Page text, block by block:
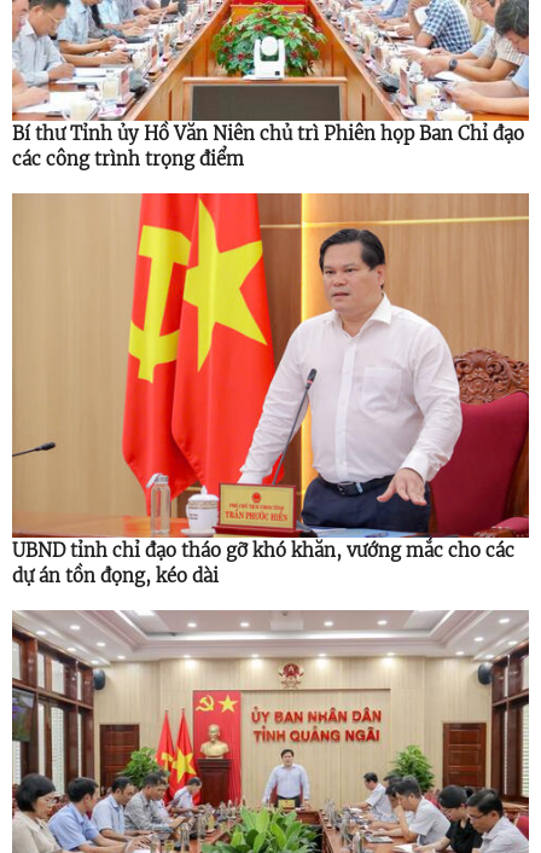
Bí thư Tỉnh ủy Hồ Văn Niên chủ trì Phiên họp Ban Chỉ đạo
các công trình trọng điểm
UBND tỉnh chỉ đạo tháo gỡ khó khăn, vướng mắc cho các
dự án tồn đọng, kéo dài